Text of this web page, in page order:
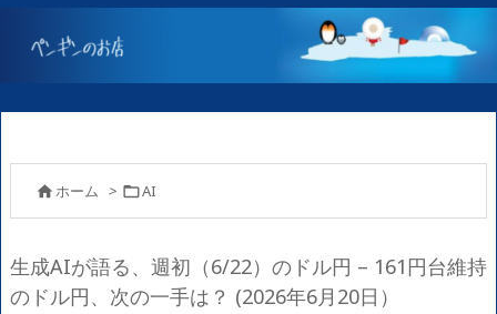
ホーム > AI
生成AIが語る、週初（6/22）のドル円 – 161円台維持
のドル円、次の一手は？ (2026年6月20日）